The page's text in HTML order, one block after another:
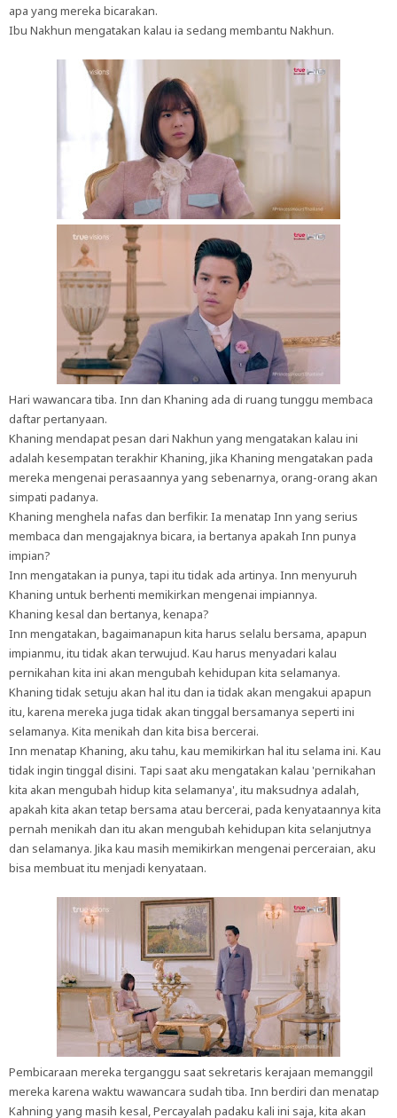
apa yang mereka bicarakan.
Ibu Nakhun mengatakan kalau ia sedang membantu Nakhun.
Hari wawancara tiba. Inn dan Khaning ada di ruang tunggu membaca
daftar pertanyaan.
Khaning mendapat pesan dari Nakhun yang mengatakan kalau ini
adalah kesempatan terakhir Khaning, jika Khaning mengatakan pada
mereka mengenai perasaannya yang sebenarnya, orang-orang akan
simpati padanya.
Khaning menghela nafas dan berfikir. Ia menatap Inn yang serius
membaca dan mengajaknya bicara, ia bertanya apakah Inn punya
impian?
Inn mengatakan ia punya, tapi itu tidak ada artinya. Inn menyuruh
Khaning untuk berhenti memikirkan mengenai impiannya.
Khaning kesal dan bertanya, kenapa?
Inn mengatakan, bagaimanapun kita harus selalu bersama, apapun
impianmu, itu tidak akan terwujud. Kau harus menyadari kalau
pernikahan kita ini akan mengubah kehidupan kita selamanya.
Khaning tidak setuju akan hal itu dan ia tidak akan mengakui apapun
itu, karena mereka juga tidak akan tinggal bersamanya seperti ini
selamanya. Kita menikah dan kita bisa bercerai.
Inn menatap Khaning, aku tahu, kau memikirkan hal itu selama ini. Kau
tidak ingin tinggal disini. Tapi saat aku mengatakan kalau 'pernikahan
kita akan mengubah hidup kita selamanya', itu maksudnya adalah,
apakah kita akan tetap bersama atau bercerai, pada kenyataannya kita
pernah menikah dan itu akan mengubah kehidupan kita selanjutnya
dan selamanya. Jika kau masih memikirkan mengenai perceraian, aku
bisa membuat itu menjadi kenyataan.
Pembicaraan mereka terganggu saat sekretaris kerajaan memanggil
mereka karena waktu wawancara sudah tiba. Inn berdiri dan menatap
Kahning yang masih kesal, Percayalah padaku kali ini saja, kita akan